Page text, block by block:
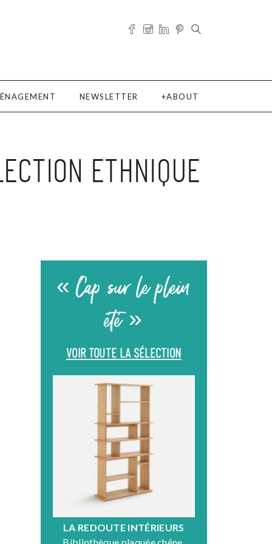
NEWSLETTER ABOUT
ETHNIQUE
« Cap sur le plein
été »
VOIR TOUTE LA SÉLECTION
LA REDOUTE INTÉRIEURS